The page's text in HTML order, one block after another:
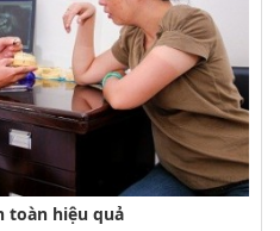
toàn hiệu quả